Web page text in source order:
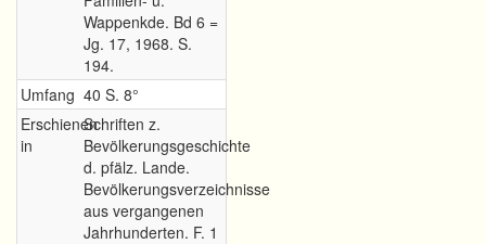
Wappenkde. Bd 6 =
Jg. 17, 1968. S.
194.
Umfang 40 S. 8°
Erschienen
in
Schriften z.
Bevölkerungsgeschichte
d. pfälz. Lande.
Bevölkerungsverzeichnisse
aus vergangenen
Jahrhunderten. F. 1